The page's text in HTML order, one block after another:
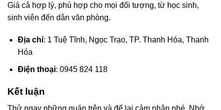
Giá cả hợp lý, phù hợp cho mọi đối tượng, từ học sinh,
sinh viên đến dân văn phòng.
Địa chỉ: 1 Tuệ Tĩnh, Ngọc Trạo, TP. Thanh Hóa, Thanh
Hóa
Điện thoại: 0945 824 118
Kết luận